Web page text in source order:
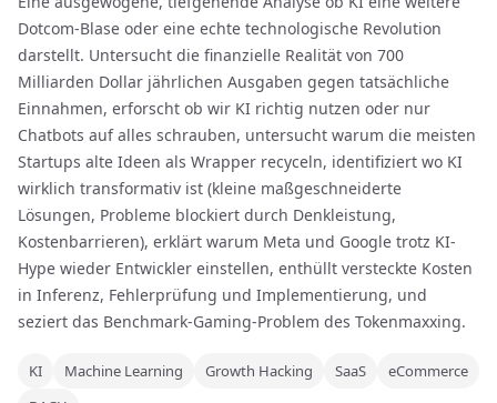
Dotcom-Blase oder eine echte technologische Revolution
darstellt. Untersucht die finanzielle Realität von 700
Milliarden Dollar jährlichen Ausgaben gegen tatsächliche
Einnahmen, erforscht ob wir KI richtig nutzen oder nur
Chatbots auf alles schrauben, untersucht warum die meisten
Startups alte Ideen als Wrapper recyceln, identifiziert wo KI
wirklich transformativ ist (kleine maßgeschneiderte
Lösungen, Probleme blockiert durch Denkleistung,
Kostenbarrieren), erklärt warum Meta und Google trotz KI-
Hype wieder Entwickler einstellen, enthüllt versteckte Kosten
in Inferenz, Fehlerprüfung und Implementierung, und
seziert das Benchmark-Gaming-Problem des Tokenmaxxing.
KI Machine Learning Growth Hacking SaaS
eCommerce